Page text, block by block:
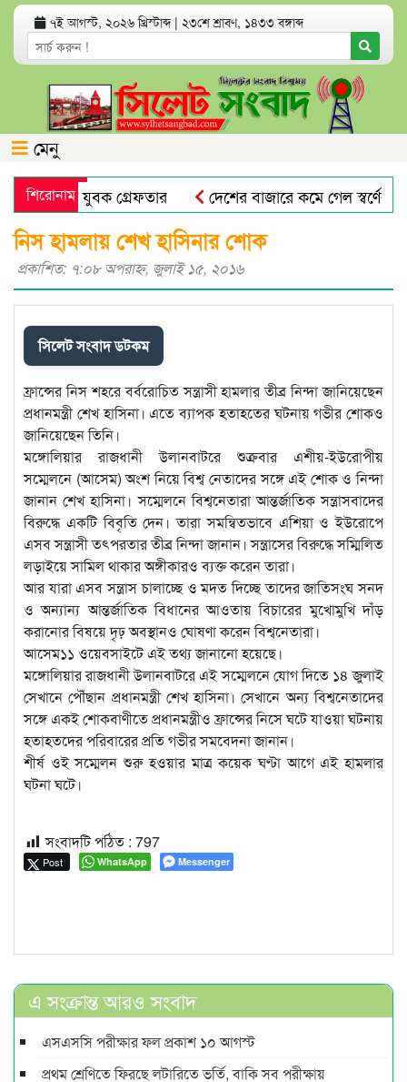
৭ই আগস্ট, ২০২৬ খ্রিস্টাব্দ | ২৩শে শ্রাবণ, ১৪৩৩ বঙ্গাব্দ
মেনু
শিরোনাম
অভিযোগে যুবক গ্রেফতার
দেশের বাজারে কমে গেল স্বর্ণের দাম
প্রভাষক পরিচয়ে খাতা মূল্যায়ন, আসলে কলেজের অফিস
নিস হামলায় শেখ হাসিনার শোক
প্রকাশিত: ৭:০৮ অপরাহ্ণ, জুলাই ১৫, ২০১৬
সিলেট সংবাদ ডটকম
ফ্রান্সের নিস শহরে বর্বরোচিত সন্ত্রাসী হামলার তীব্র নিন্দা জানিয়েছেন
প্রধানমন্ত্রী শেখ হাসিনা। এতে ব্যাপক হতাহতের ঘটনায় গভীর শোকও
জানিয়েছেন তিনি।
মঙ্গোলিয়ার রাজধানী উলানবাটরে শুক্রবার এশীয়-ইউরোপীয়
সম্মেলনে (আসেম) অংশ নিয়ে বিশ্ব নেতাদের সঙ্গে এই শোক ও নিন্দা
জানান শেখ হাসিনা। সম্মেলনে বিশ্বনেতারা আন্তর্জাতিক সন্ত্রাসবাদের
বিরুদ্ধে একটি বিবৃতি দেন। তারা সমন্বিতভাবে এশিয়া ও ইউরোপে
এসব সন্ত্রাসী তৎপরতার তীব্র নিন্দা জানান। সন্ত্রাসের বিরুদ্ধে সম্মিলিত
লড়াইয়ে সামিল থাকার অঙ্গীকারও ব্যক্ত করেন তারা।
আর যারা এসব সন্ত্রাস চালাচ্ছে ও মদত দিচ্ছে তাদের জাতিসংঘ সনদ
ও অন্যান্য আন্তর্জাতিক বিধানের আওতায় বিচারের মুখোমুখি দাঁড়
করানোর বিষয়ে দৃঢ় অবস্থানও ঘোষণা করেন বিশ্বনেতারা।
আসেম১১ ওয়েবসাইটে এই তথ্য জানানো হয়েছে।
মঙ্গোলিয়ার রাজধানী উলানবাটরে এই সম্মেলনে যোগ দিতে ১৪ জুলাই
সেখানে পৌঁছান প্রধানমন্ত্রী শেখ হাসিনা। সেখানে অন্য বিশ্বনেতাদের
সঙ্গে একই শোকবাণীতে প্রধানমন্ত্রীও ফ্রান্সের নিসে ঘটে যাওয়া ঘটনায়
হতাহতদের পরিবারের প্রতি গভীর সমবেদনা জানান।
শীর্ষ ওই সম্মেলন শুরু হওয়ার মাত্র কয়েক ঘণ্টা আগে এই হামলার
ঘটনা ঘটে।
সংবাদটি পঠিত : 797
Post WhatsApp Messenger
এ সংক্রান্ত আরও সংবাদ
এসএসসি পরীক্ষার ফল প্রকাশ ১০ আগস্ট
প্রথম শ্রেণিতে ফিরছে লটারিতে ভর্তি, বাকি সব পরীক্ষায়